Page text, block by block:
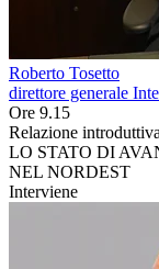
Roberto Tosetto
direttore generale
Ore 9.15
Relazione introduttiva
LO STATO DI
NEL NORDEST
Interviene